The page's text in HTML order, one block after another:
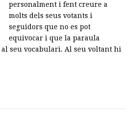
personalment i fent creure a
molts dels seus votants i
seguidors que no es pot
equivocar i que la paraula
seu vocabulari. Al seu voltant hi